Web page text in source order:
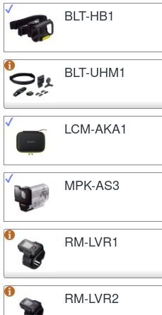
BLT-HB1
BLT-UHM1
LCM-AKA1
MPK-AS3
RM-LVR1
RM-LVR2